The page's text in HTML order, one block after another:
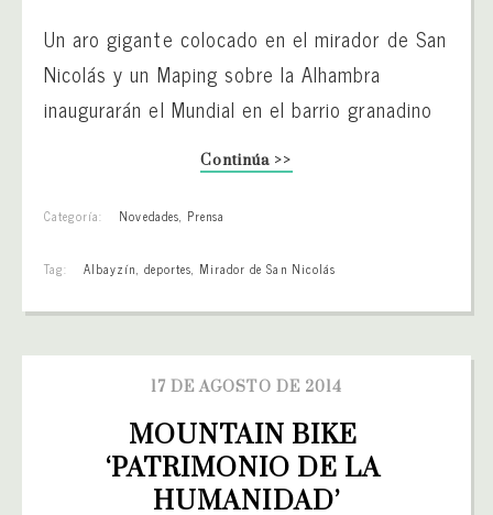
Un aro gigante colocado en el mirador de San
Nicolás y un Maping sobre la Alhambra
inaugurarán el Mundial en el barrio granadino
Continúa >>
Categoría: Novedades, Prensa
Tag: Albayzín, deportes, Mirador de San Nicolás
17 DE AGOSTO DE 2014
MOUNTAIN BIKE
‘PATRIMONIO DE LA
HUMANIDAD’